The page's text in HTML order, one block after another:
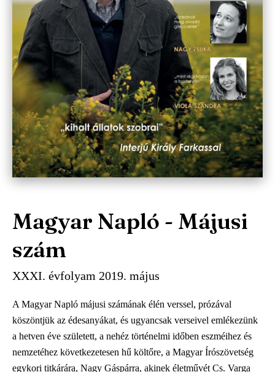
Magyar Napló - Májusi
szám
XXXI. évfolyam 2019. május
A Magyar Napló májusi számának élén verssel, prózával
köszöntjük az édesanyákat, és ugyancsak verseivel emlékezünk
a hetven éve született, a nehéz történelmi időben eszméihez és
nemzetéhez következetesen hű költőre, a Magyar Írószövetség
egykori titkárára, Nagy Gáspárra, akinek életművét Cs. Varga